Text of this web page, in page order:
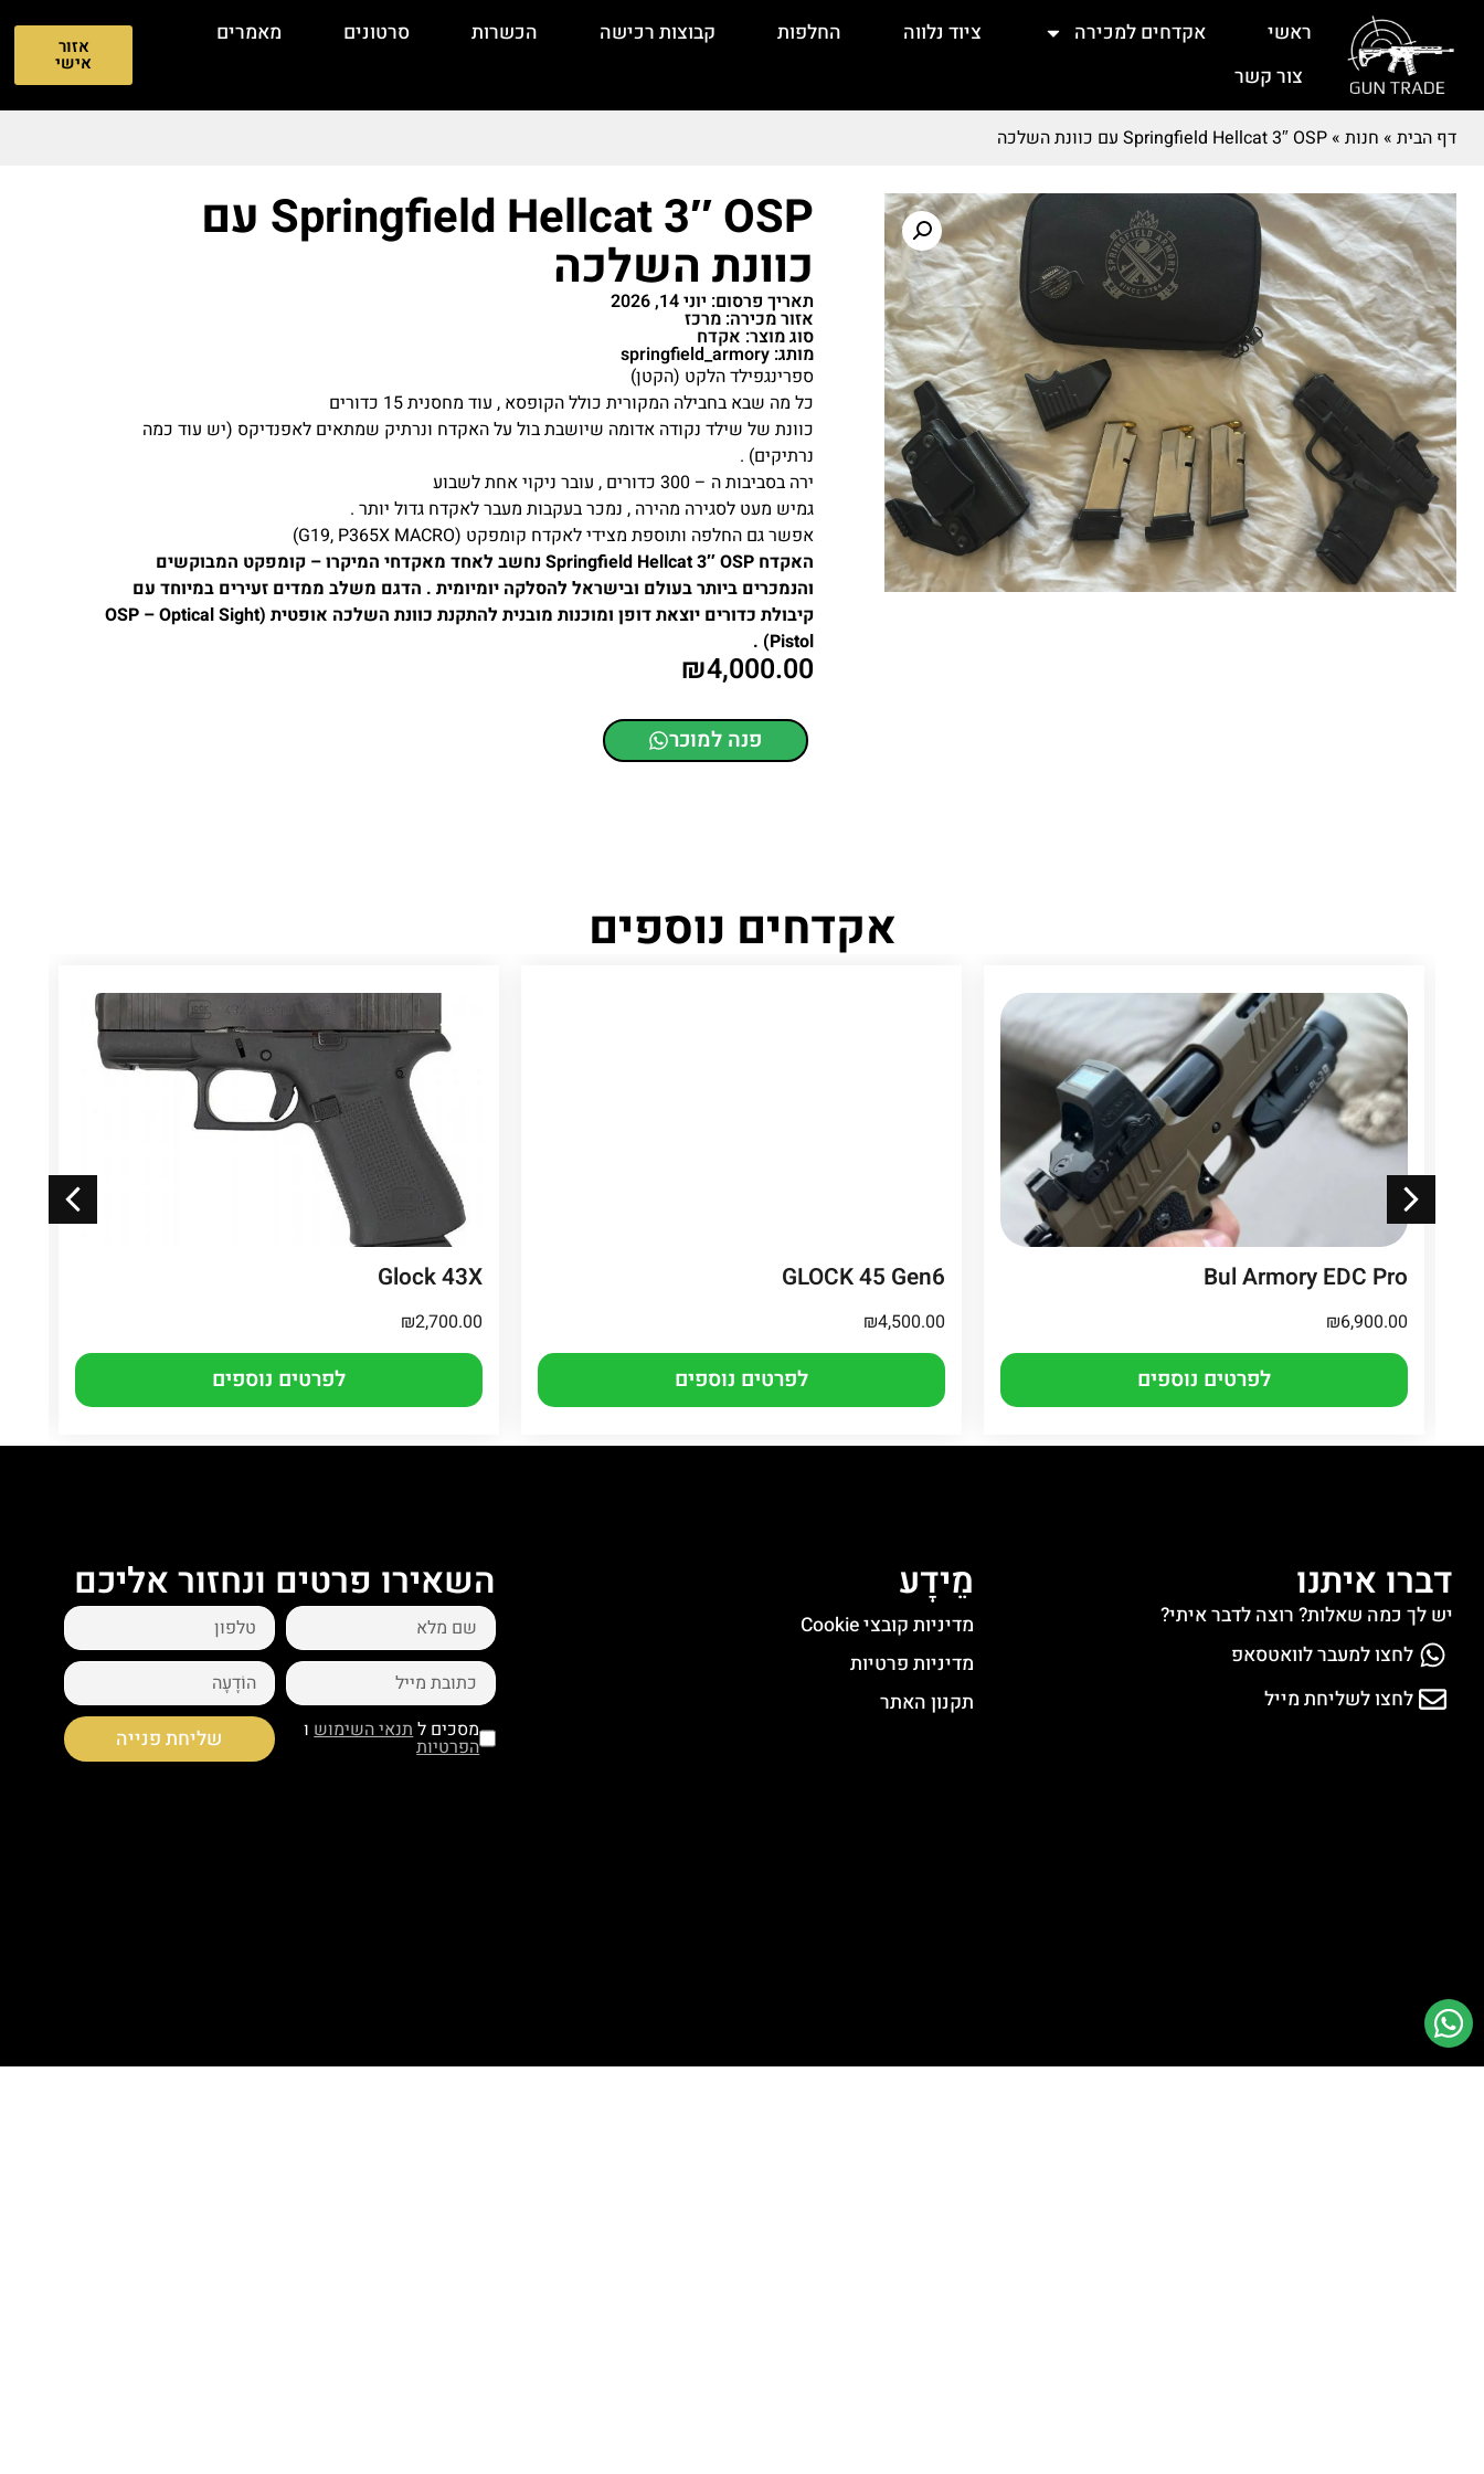
ראשי אקדחים למכירה ציוד נלווה החלפות קבוצות רכישה הכשרות סרטונים
מאמרים
צור קשר
אזור
אישי
דף הבית » חנות »Springfield Hellcat 3″ OSP עם כוונת השלכה
Springfield Hellcat 3″ OSP עם
כוונת השלכה
תאריך פרסום: יוני 14, 2026
אזור מכירה: מרכז
סוג מוצר: אקדח
מותג: springfield_armory
ספרינגפילד הלקט (הקטן)
כל מה שבא בחבילה המקורית כולל הקופסא , עוד מחסנית 15 כדורים
כוונת של שילד נקודה אדומה שיושבת בול על האקדח ונרתיק שמתאים לאפנדיקס (יש עוד כמה
נרתיקים) .
ירה בסביבות ה – 300 כדורים , עובר ניקוי אחת לשבוע
גמיש מעט לסגירה מהירה , נמכר בעקבות מעבר לאקדח גדול יותר .
אפשר גם החלפה ותוספת מצידי לאקדח קומפקט (G19, P365X MACRO)
האקדח Springfield Hellcat 3″ OSP נחשב לאחד מאקדחי המיקרו – קומפקט המבוקשים
והנמכרים ביותר בעולם ובישראל להסלקה יומיומית . הדגם משלב ממדים זעירים במיוחד עם
קיבולת כדורים יוצאת דופן ומוכנות מובנית להתקנת כוונת השלכה אופטית (OSP – Optical Sight
Pistol) .
₪4,000.00
פנה למוכר
אקדחים נוספים
Bul Armory EDC Pro
₪6,900.00
לפרטים נוספים
GLOCK 45 Gen6
₪4,500.00
לפרטים נוספים
Glock 43X
₪2,700.00
לפרטים נוספים
השאירו פרטים ונחזור אליכם
מסכים לתנאי השימושו
הפרטיות שליחת פנייה
מֵידָע
מדיניות קובצי Cookie
מדיניות פרטיות
תקנון האתר
דברו איתנו
יש לך כמה שאלות? רוצה לדבר איתי?
לחצו למעבר לוואטסאפ
לחצו לשליחת מייל